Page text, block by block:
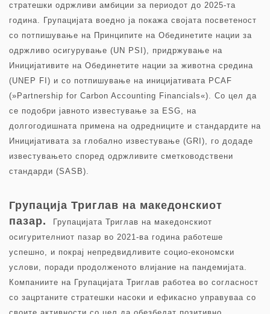
стратешки одржливи амбиции за периодот до 2025-та
година. Групацијата воедно ја покажа својата посветеност
со потпишување на Принципите на Обединетите нации за
одржливо осигурување (UN PSI), придржување на
Иницијативите на Обединетите нации за животна средина
(UNEP FI) и со потпишување на иницијативата PCAF
(»Partnership for Carbon Accounting Financials«). Со цел да
се подобри јавното известување за ESG, на
долгогодишната примена на одредниците и стандардите на
Иницијативата за глобално известување (GRI), го додаде
известувањето според одржливите сметководствени
стандарди (SASB).
Групација Триглав на македонскиот
пазар.
Групацијата Триглав на македонскиот
осигурителниот пазар во 2021-ва година работеше
успешно, и покрај непредвидливите социо-економски
услови, поради продолженото влијание на пандемијата.
Компаниите на Групацијата Триглав работеа во согласност
со зацртаните стратешки насоки и ефикасно управуваа со